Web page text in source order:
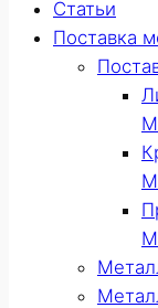
Статьи
Поставка